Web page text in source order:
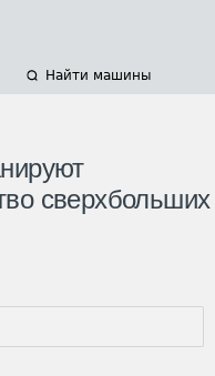
Найти машины
сверхбольших